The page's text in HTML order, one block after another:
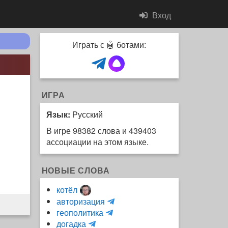
Вход
Играть с 🤖 ботами:
ИГРА
Язык: Русский
В игре 98382 слова и 439403
ассоциации на этом языке.
НОВЫЕ СЛОВА
котёл
авторизация
и
геополитика
H
догадка
m